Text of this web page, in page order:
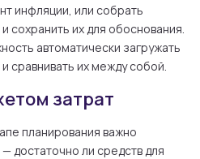
инфляции, или собрать
сохранить их для обоснования.
автоматически загружать
сравнивать их между собой.
затрат
планирования важно
достаточно ли средств для